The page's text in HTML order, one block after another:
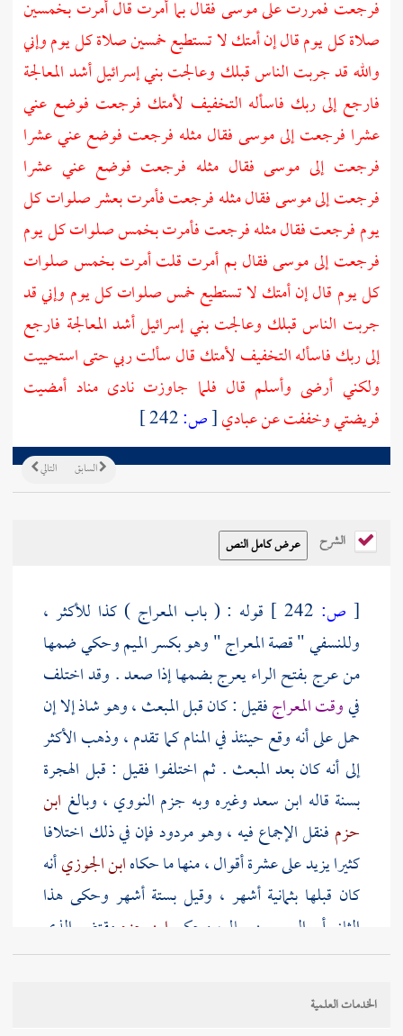
فرجعت فمررت علىموسىفقال بما أمرت قال أمرت بخمسين
صلاة كل يوم قال إن أمتك لا تستطيع خمسين صلاة كل يوم وإني
والله قد جربت الناس قبلك وعالجتبني إسرائيلأشد المعالجة
فارجع إلى ربك فاسأله التخفيف لأمتك فرجعت فوضع عني
عشرا فرجعت إلىموسىفقال مثله فرجعت فوضع عني عشرا
فرجعت إلى موسى فقال مثله فرجعت فوضع عني عشرا
فرجعت إلىموسىفقال مثله فرجعت فأمرت بعشر صلوات كل
يوم فرجعت فقال مثله فرجعت فأمرت بخمس صلوات كل يوم
فرجعت إلىموسىفقال بم أمرت قلت أمرت بخمس صلوات
كل يوم قال إن أمتك لا تستطيع خمس صلوات كل يوم وإني قد
جربت الناس قبلك وعالجتبني إسرائيلأشد المعالجة فارجع
إلى ربك فاسأله التخفيف لأمتك قال سألت ربي حتى استحييت
ولكني أرضى وأسلم قال فلما جاوزت نادى مناد أمضيت
فريضتي وخففت عن عبادي[ص:
التالي السابق
الشرح
[ ص:
قوله : ( باب المعراج ) كذا للأكثر ،
وللنسفي" قصة المعراج " وهو بكسر الميم وحكي ضمها
من عرج بفتح الراء يعرج بضمها إذا صعد . وقد اختلف
فيوقت المعراجفقيل : كان قبل المبعث ، وهو شاذ إلا إن
حمل على أنه وقع حينئذ في المنام كما تقدم ، وذهب الأكثر
إلى أنه كان بعد المبعث . ثم اختلفوا فقيل : قبل الهجرة
بسنة قاله ابن سعدوغيره وبه جزم النووي ، وبالغ ابن
حزم فنقل الإجماع فيه ، وهو مردود فإن في ذلك اختلافا
كثيرا يزيد على عشرة أقوال ، منها ما حكاهابن الجوزيأنه
كان قبلها بثمانية أشهر ، وقيل بستة أشهر وحكى هذا
الثاني أبو الربيع بن سالم ، وحكى ابن حزم مقتضى الذي
قبله لأنه قال : كان في رجب سنة اثنتي عشرة من النبوة ،
وقيل بأحد عشر شهرا جزم به
كان في ربيع الآخر قبل الهجرة بسنة ، ورجحهالخدمات العلمية